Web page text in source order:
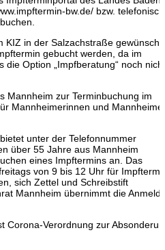
bw.de/ bzw. telefonisch
KIZ in der Salzachstraße gewünscht
gebucht werden, da im
die Option „Impfberatung“ noch nicht
Mannheim zur Terminbuchung im
Mannheimerinnen und
unter der Telefonnummer
über 55 Jahre aus Mannheim
eines Impftermins an. Das
von 9 bis 12 Uhr für
sich Zettel und Schreibstift
Mannheim übernimmt die
Corona-Verordnung zur